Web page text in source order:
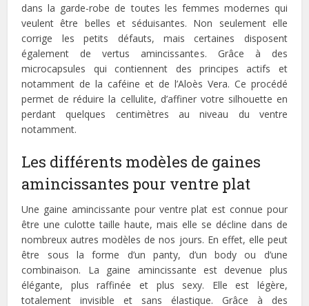
dans la garde-robe de toutes les femmes modernes qui
veulent être belles et séduisantes. Non seulement elle
corrige les petits défauts, mais certaines disposent
également de vertus amincissantes. Grâce à des
microcapsules qui contiennent des principes actifs et
notamment de la caféine et de l’Aloès Vera. Ce procédé
permet de réduire la cellulite, d’affiner votre silhouette en
perdant quelques centimètres au niveau du ventre
notamment.
Les différents modèles de gaines
amincissantes pour ventre plat
Une gaine amincissante pour ventre plat est connue pour
être une culotte taille haute, mais elle se décline dans de
nombreux autres modèles de nos jours. En effet, elle peut
être sous la forme d’un panty, d’un body ou d’une
combinaison. La gaine amincissante est devenue plus
élégante, plus raffinée et plus sexy. Elle est légère,
totalement invisible et sans élastique. Grâce à des